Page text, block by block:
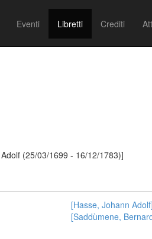
Eventi Libretti Crediti
(25/03/1699 - 16/12/1783)]
[Hasse, Johann Adolf]
[Saddùmene,